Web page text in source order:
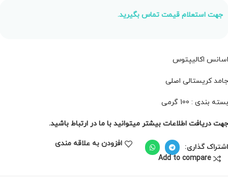
جهت استعلام قیمت تماس بگیرید.
اکالیپتوس
کریستالی اصلی
بندی : 100 گرمی
دریافت اطلاعات بیشتر میتوانید با ما در ارتباط باشید.
گذاری:
افزودن به علاقه مندی
Add to compare